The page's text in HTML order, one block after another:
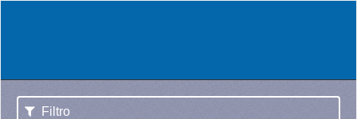
Filtro